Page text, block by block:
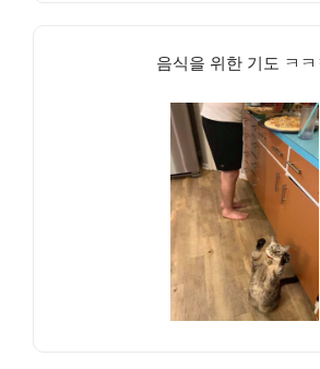
음식을 위한 기도 ㅋㅋ